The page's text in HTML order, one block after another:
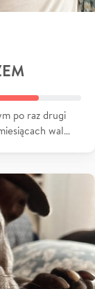
po raz drugi
wal…